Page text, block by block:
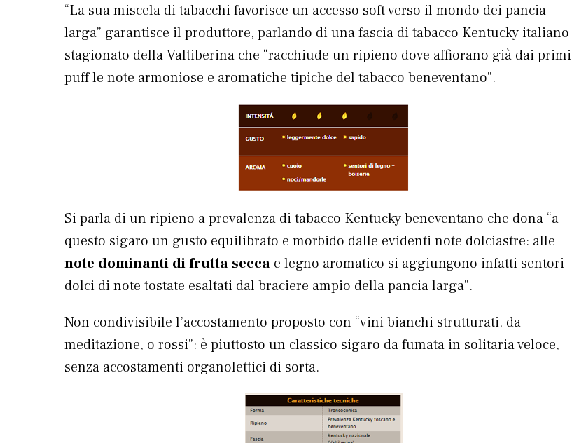
“La sua miscela di tabacchi favorisce un accesso soft verso il mondo dei pancia
larga” garantisce il produttore, parlando di una fascia di tabacco Kentucky italiano
stagionato della Valtiberina che “racchiude un ripieno dove affiorano già dai primi
puff le note armoniose e aromatiche tipiche del tabacco beneventano”.
Si parla di un ripieno a prevalenza di tabacco Kentucky beneventano che dona “a
questo sigaro un gusto equilibrato e morbido dalle evidenti note dolciastre: alle
note dominanti di frutta secca e legno aromatico si aggiungono infatti sentori
dolci di note tostate esaltati dal braciere ampio della pancia larga”.
Non condivisibile l’accostamento proposto con “vini bianchi strutturati, da
meditazione, o rossi”: è piuttosto un classico sigaro da fumata in solitaria veloce,
senza accostamenti organolettici di sorta.